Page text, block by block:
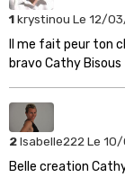
1krystinou Le 12/
Il me fait peur ton
bravo Cathy Bisous
2Isabelle222Le
Belle creation